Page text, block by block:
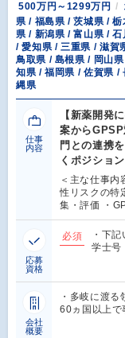
500万円～1299万円
県 / 福島県 / 茨城県 /
県 / 新潟県 / 富山県 /
/ 愛知県 / 三重県 / 滋賀
鳥取県 / 島根県 / 岡山
知県 / 福岡県 / 佐賀県 /
縄県
仕事
内容
【新薬開発
案から
門との連携
くポジション
＜主な仕事内
性リスクの特
集・評価 ・
応募
資格
必須
・下
学士号
会社
概要
・多岐に渡
60ヵ国以上